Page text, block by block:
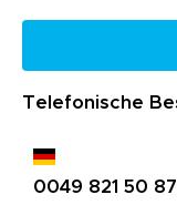
Telefonische
0049 821 50